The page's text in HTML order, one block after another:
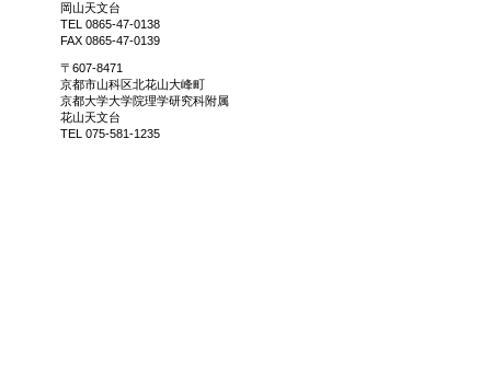
岡山天文台
TEL 0865-47-0138
FAX 0865-47-0139
〒607-8471
京都市山科区北花山大峰町
京都大学大学院理学研究科附属
花山天文台
TEL 075-581-1235